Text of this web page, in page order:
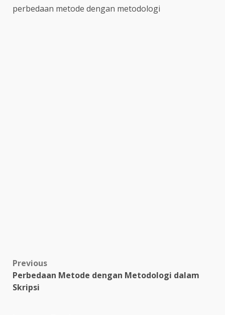
perbedaan metode dengan metodologi
Post
navigation
Previous
Perbedaan Metode dengan Metodologi dalam
Skripsi